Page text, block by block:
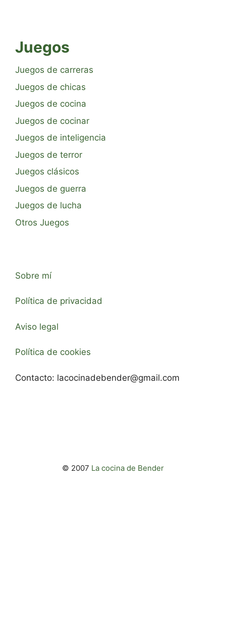
Juegos
Juegos de carreras
Juegos de chicas
Juegos de cocina
Juegos de cocinar
Juegos de inteligencia
Juegos de terror
Juegos clásicos
Juegos de guerra
Juegos de lucha
Otros Juegos
Sobre mí
Política de privacidad
Aviso legal
Política de cookies
Contacto: lacocinadebender@gmail.com
© 2007 La cocina de Bender